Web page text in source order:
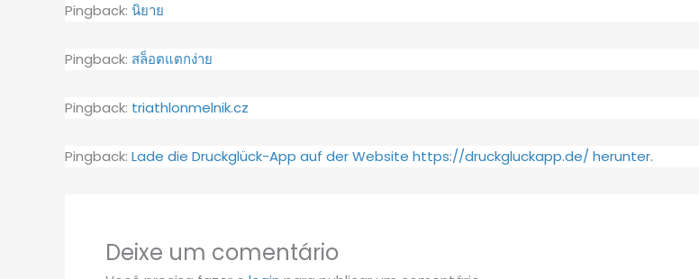
Pingback: นิยาย
Pingback: สล็อตแตกง่าย
Pingback: triathlonmelnik.cz
Pingback: Lade die Druckglück-App auf der Website https://druckgluckapp.de/ herunter.
Deixe um comentário